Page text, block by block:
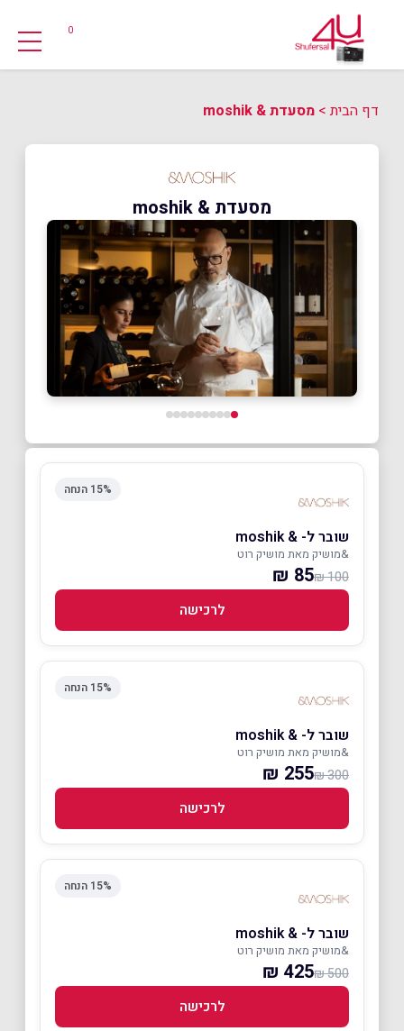
0
דף הבית> מסעדת & moshik
מסעדת & moshik
15% הנחה
שובר ל- & moshik
&מושיק מאת מושיק רוט
100 ₪
85 ₪
לרכישה
15% הנחה
שובר ל- & moshik
&מושיק מאת מושיק רוט
300 ₪
255 ₪
לרכישה
15% הנחה
שובר ל- & moshik
&מושיק מאת מושיק רוט
500 ₪
425 ₪
לרכישה